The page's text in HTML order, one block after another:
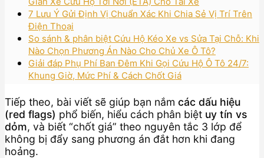
7 Lưu Ý Gửi Định Vị Chuẩn Xác Khi Chia Sẻ Vị Trí Trên
Điện Thoại
So sánh & phân biệt Cứu Hộ Kéo Xe vs Sửa Tại Chỗ: Khi
Nào Chọn Phương Án Nào Cho Chủ Xe Ô Tô?
Giải đáp Phụ Phí Ban Đêm Khi Gọi Cứu Hộ Ô Tô 24/7:
Khung Giờ, Mức Phí & Cách Chốt Giá
Tiếp theo, bài viết sẽ giúp bạn nắm các dấu hiệu
(red flags) phổ biến, hiểu cách phân biệt uy tín vs
dỏm, và biết “chốt giá” theo nguyên tắc 3 lớp để
không bị đẩy sang phương án đắt hơn khi đang
hoảng.